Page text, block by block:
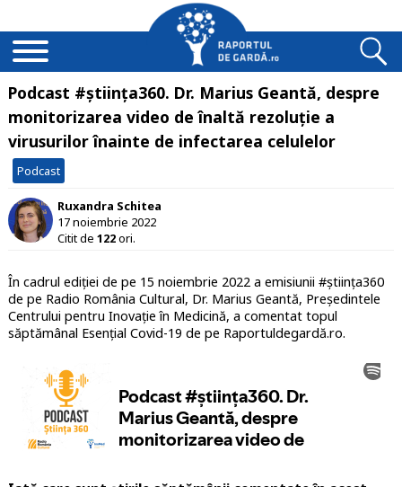
Podcast #știința360. Dr. Marius Geantă, despre
monitorizarea video de înaltă rezoluție a
virusurilor înainte de infectarea celulelor
Podcast
Ruxandra Schitea
17 noiembrie 2022
Citit de 122ori.
În cadrul ediției de pe 15 noiembrie 2022 a emisiunii #știința360
de pe Radio România Cultural, Dr. Marius Geantă, Președintele
Centrului pentru Inovație în Medicină, a comentat topul
săptămânal Esențial Covid-19 de pe Raportuldegardă.ro.